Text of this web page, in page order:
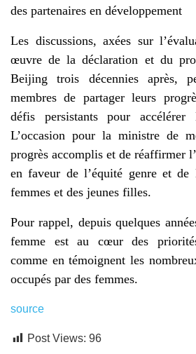
des partenaires en développement
Les discussions, axées sur
œuvre de la déclaration et du
Beijing trois décennies après,
membres de partager leurs
défis persistants pour accélérer
L’occasion pour la ministre de
progrès accomplis et de réaffirmer
en faveur de l’équité genre et de
femmes et des jeunes filles.
Pour rappel, depuis quelques
femme est au cœur des priorités
comme en témoignent les
occupés par des femmes.
source
Post Views: 96